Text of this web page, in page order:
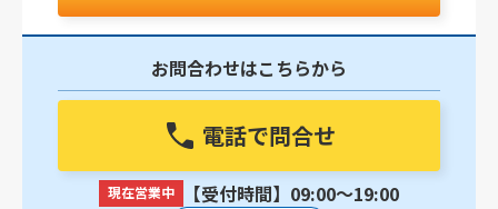
お問合わせはこちらから
電話で問合せ
現在営業中 【受付時間】09:00〜19:00